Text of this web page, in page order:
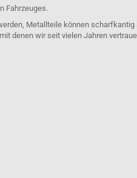
Fahrzeuges.
Metallteile können scharfkantig
denen wir seit vielen Jahren